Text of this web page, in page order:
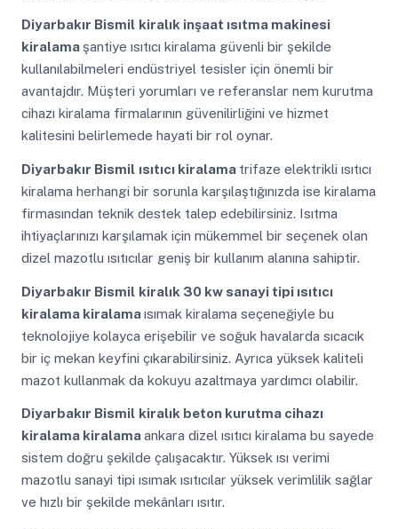
Diyarbakır Bismil kiralık inşaat ısıtma makinesi
kiralama şantiye ısıtıcı kiralama güvenli bir şekilde
kullanılabilmeleri endüstriyel tesisler için önemli bir
avantajdır. Müşteri yorumları ve referanslar nem kurutma
cihazı kiralama firmalarının güvenilirliğini ve hizmet
kalitesini belirlemede hayati bir rol oynar.
Diyarbakır Bismil ısıtıcı kiralama trifaze elektrikli ısıtıcı
kiralama herhangi bir sorunla karşılaştığınızda ise kiralama
firmasından teknik destek talep edebilirsiniz. Isıtma
ihtiyaçlarınızı karşılamak için mükemmel bir seçenek olan
dizel mazotlu ısıtıcılar geniş bir kullanım alanına sahiptir.
Diyarbakır Bismil kiralık 30 kw sanayi tipi ısıtıcı
kiralama kiralamaısımak kiralama seçeneğiyle bu
teknolojiye kolayca erişebilir ve soğuk havalarda sıcacık
bir iç mekan keyfini çıkarabilirsiniz. Ayrıca yüksek kaliteli
mazot kullanmak da kokuyu azaltmaya yardımcı olabilir.
Diyarbakır Bismil kiralık beton kurutma cihazı
kiralama kiralamaankara dizel ısıtıcı kiralama bu sayede
sistem doğru şekilde çalışacaktır. Yüksek ısı verimi
mazotlu sanayi tipi ısımak ısıtıcılar yüksek verimlilik sağlar
ve hızlı bir şekilde mekânları ısıtır.